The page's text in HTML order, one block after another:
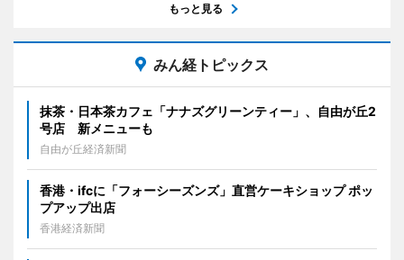
もっと見る
みん経トピックス
抹茶・日本茶カフェ「ナナズグリーンティー」、自由が丘2
号店 新メニューも
自由が丘経済新聞
香港・ifcに「フォーシーズンズ」直営ケーキショップ ポッ
プアップ出店
香港経済新聞